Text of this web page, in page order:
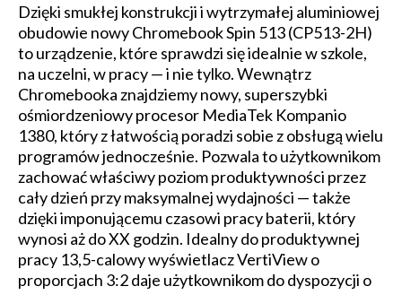
Dzięki smukłej konstrukcji i wytrzymałej aluminiowej
obudowie nowy Chromebook Spin 513 (CP513-2H)
to urządzenie, które sprawdzi się idealnie w szkole,
na uczelni, w pracy — i nie tylko. Wewnątrz
Chromebooka znajdziemy nowy, superszybki
ośmiordzeniowy procesor MediaTek Kompanio
1380, który z łatwością poradzi sobie z obsługą wielu
programów jednocześnie. Pozwala to użytkownikom
zachować właściwy poziom produktywności przez
cały dzień przy maksymalnej wydajności — także
dzięki imponującemu czasowi pracy baterii, który
wynosi aż do XX godzin. Idealny do produktywnej
pracy 13,5-calowy wyświetlacz VertiView o
proporcjach 3:2 daje użytkownikom do dyspozycji o